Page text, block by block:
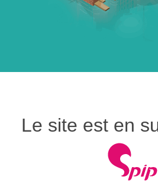
Le site est en